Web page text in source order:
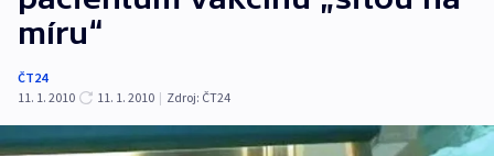
míru“
ČT24
11. 1. 2010
11. 1. 2010 | Zdroj: ČT24